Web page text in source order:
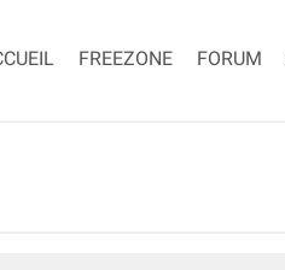
FREEZONE FORUM